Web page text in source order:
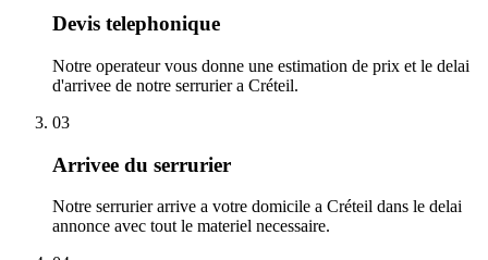
Devis telephonique
Notre operateur vous donne une estimation de prix et le delai
d'arrivee de notre serrurier a Créteil.
03
Arrivee du serrurier
Notre serrurier arrive a votre domicile a Créteil dans le delai
annonce avec tout le materiel necessaire.